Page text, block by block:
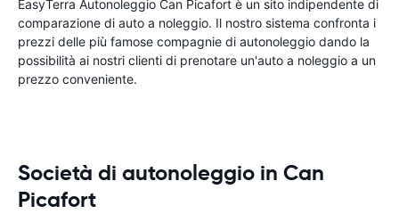
EasyTerra Autonoleggio Can Picafort è un sito indipendente di
comparazione di auto a noleggio. Il nostro sistema confronta i
prezzi delle più famose compagnie di autonoleggio dando la
possibilità ai nostri clienti di prenotare un'auto a noleggio a un
prezzo conveniente.
Società di autonoleggio in Can
Picafort